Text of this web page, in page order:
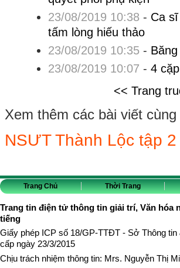
23/08/2019 10:38 - Ca
tấm lòng hiếu thảo
23/08/2019 10:35-
23/08/2019 10:07 - 4
<< Trang
Xem thêm các bài viết
NSƯT Thành Lộc tập
Trang Chủ Thời Trang
Trang tin điện tử thông tin giải trí, Văn hóa
tiếng
Giấy phép ICP số 18/GP-TTĐT - Sở Thông tin
cấp ngày 23/3/2015
Chịu trách nhiệm thông tin: Mrs. Nguyễn Thị